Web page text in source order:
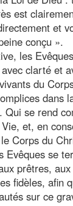
est
et
conçu ».
les
clarté et
du
dans
Qui se rend
et, en
Corps du
Evêques se
prêtres,
fidèles, afin
sur ce